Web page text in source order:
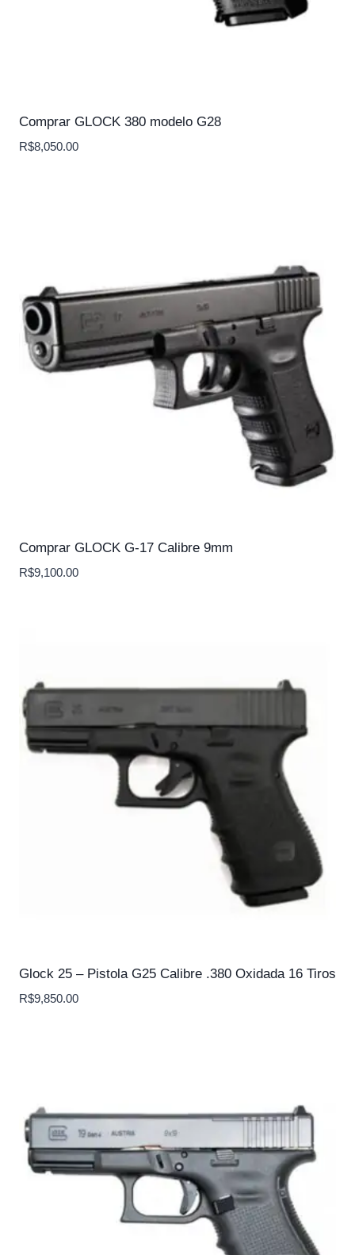
Comprar GLOCK 380 modelo G28
R$8,050.00
Comprar GLOCK G-17 Calibre 9mm
R$9,100.00
Glock 25 – Pistola G25 Calibre .380 Oxidada 16 Tiros
R$9,850.00